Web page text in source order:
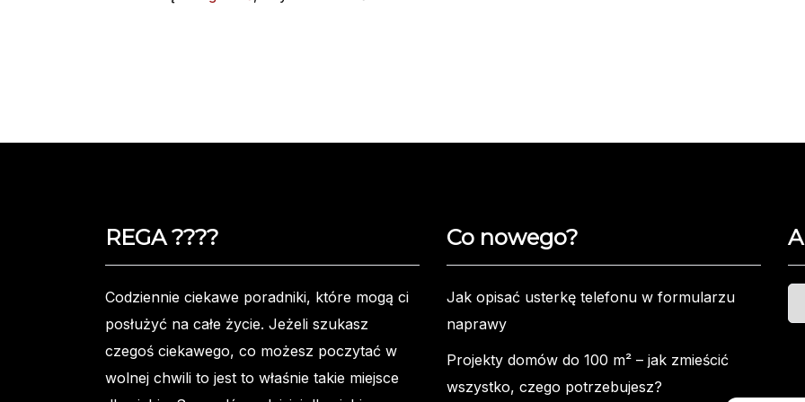
REGA ????️
Codziennie ciekawe poradniki, które mogą ci
posłużyć na całe życie. Jeżeli szukasz
czegoś ciekawego, co możesz poczytać w
wolnej chwili to jest to właśnie takie miejsce
Co nowego?
Jak opisać usterkę telefonu w formularzu
naprawy
Projekty domów do 100 m² – jak zmieścić
wszystko, czego potrzebujesz?